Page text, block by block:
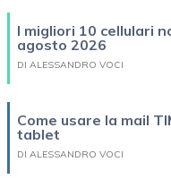
I migliori 10 cellulari
agosto 2026
DI ALESSANDRO VOCI
Come usare la mail
tablet
DI ALESSANDRO VOCI